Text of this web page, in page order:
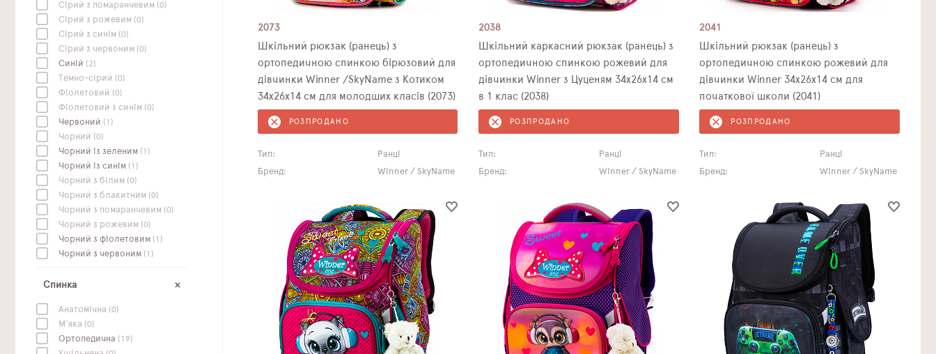
Сірий з помаранчевим (0)
Сірий з рожевим (0)
Сірий з синім (0)
Сірий з червоним (0)
Синій (2)
Темно-сірий (0)
Фіолетовий (0)
Фіолетовий з синім (0)
Червоний (1)
Чорний (0)
Чорний із зеленим (1)
Чорний із синім (1)
Чорний з білим (0)
Чорний з блакитним (0)
Чорний з помаранчевим (0)
Чорний з рожевим (0)
Чорний з фіолетовим (1)
Чорний з червоним (1)
Спинка
Анатомічна (0)
М'яка (0)
Ортопедична (19)
2073
Шкільний рюкзак (ранець) з
ортопедичною спинкою бірюзовий для
дівчинки Winner /SkyName з Котиком
34х26х14 см для молодших класів (2073)
РОЗПРОДАНО
Тип:
Ранці
Бренд:
Winner / SkyName
2038
Шкільний каркасний рюкзак (ранець) з
ортопедичною спинкою рожевий для
дівчинки Winner з Цуценям 34х26х14 см
в 1 клас (2038)
РОЗПРОДАНО
Тип:
Ранці
Бренд:
Winner / SkyName
2041
Шкільний рюкзак (ранець) з
ортопедичною спинкою рожевий для
дівчинки Winner 34х26х14 см для
початкової школи (2041)
РОЗПРОДАНО
Тип:
Ранці
Бренд:
Winner / SkyName